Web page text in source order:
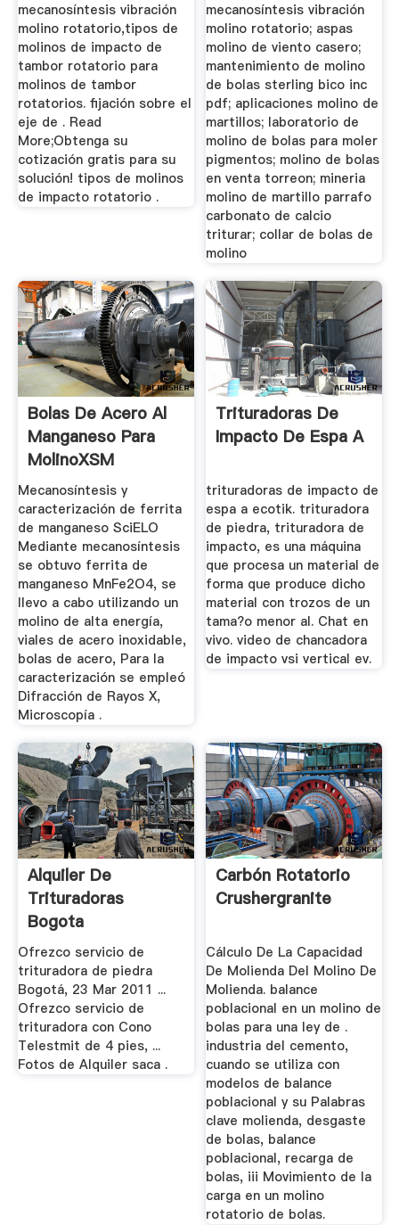
mecanosíntesis vibración
molino rotatorio,tipos de
molinos de impacto de
tambor rotatorio para
molinos de tambor
rotatorios. fijación sobre el
eje de . Read
More;Obtenga su
cotización gratis para su
solución! tipos de molinos
de impacto rotatorio .
mecanosíntesis vibración
molino rotatorio; aspas
molino de viento casero;
mantenimiento de molino
de bolas sterling bico inc
pdf; aplicaciones molino de
martillos; laboratorio de
molino de bolas para moler
pigmentos; molino de bolas
en venta torreon; mineria
molino de martillo parrafo
carbonato de calcio
triturar; collar de bolas de
molino
Bolas De Acero Al
Manganeso Para
MolinoXSM
Trituradora De ...
Mecanosíntesis y
caracterización de ferrita
de manganeso SciELO
Mediante mecanosíntesis
se obtuvo ferrita de
manganeso MnFe2O4, se
llevo a cabo utilizando un
molino de alta energía,
viales de acero inoxidable,
bolas de acero, Para la
caracterización se empleó
Difracción de Rayos X,
Microscopía .
Trituradoras De
Impacto De Espa A
trituradoras de impacto de
espa a ecotik. trituradora
de piedra, trituradora de
impacto, es una máquina
que procesa un material de
forma que produce dicho
material con trozos de un
tama?o menor al. Chat en
vivo. video de chancadora
de impacto vsi vertical ev.
Alquiler De
Trituradoras
Bogota
Ofrezco servicio de
trituradora de piedra
Bogotá, 23 Mar 2011 ...
Ofrezco servicio de
trituradora con Cono
Telestmit de 4 pies, ...
Fotos de Alquiler saca .
Carbón Rotatorio
Crushergranite
Cálculo De La Capacidad
De Molienda Del Molino De
Molienda. balance
poblacional en un molino de
bolas para una ley de .
industria del cemento,
cuando se utiliza con
modelos de balance
poblacional y su Palabras
clave molienda, desgaste
de bolas, balance
poblacional, recarga de
bolas, iii Movimiento de la
carga en un molino
rotatorio de bolas.